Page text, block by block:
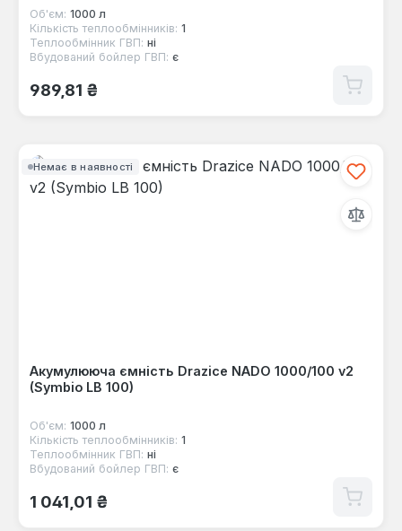
Об'єм: 1000 л
Кількість теплообмінників: 1
Теплообмінник ГВП: ні
Вбудований бойлер ГВП: є
Звичайна ціна:
989,81 ₴
Немає в наявності
Акумулююча ємність Drazice NADO 1000/100 v2
(Symbio LB 100)
Об'єм: 1000 л
Кількість теплообмінників: 1
Теплообмінник ГВП: ні
Вбудований бойлер ГВП: є
Звичайна ціна:
1 041,01 ₴